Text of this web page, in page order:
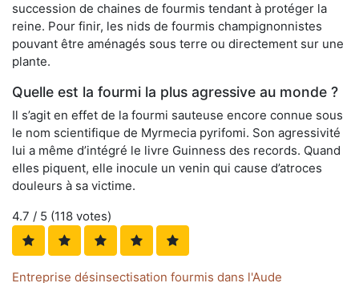
succession de chaines de fourmis tendant à protéger la
reine. Pour finir, les nids de fourmis champignonnistes
pouvant être aménagés sous terre ou directement sur une
plante.
Quelle est la fourmi la plus agressive au monde ?
Il s’agit en effet de la fourmi sauteuse encore connue sous
le nom scientifique de Myrmecia pyrifomi. Son agressivité
lui a même d’intégré le livre Guinness des records. Quand
elles piquent, elle inocule un venin qui cause d’atroces
douleurs à sa victime.
4.7 / 5 (118 votes)
Entreprise désinsectisation fourmis dans l'Aude